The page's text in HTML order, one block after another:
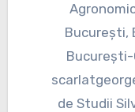
București,
București-
de Studii